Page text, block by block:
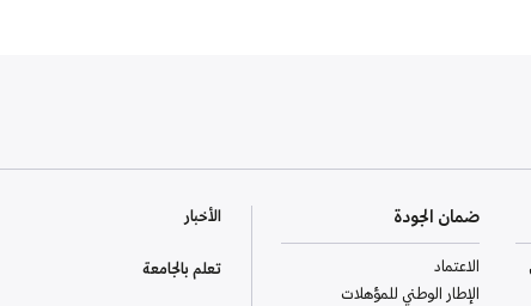
ضمان الجودة
الاعتماد
الإطار الوطني للمؤهلات
الأخبار
تعلم بالجامعة